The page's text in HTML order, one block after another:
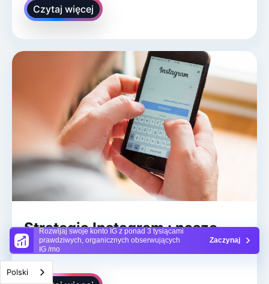
Rozwijaj swoje konto IG z ponad 3 tysiącami
prawdziwych, organicznych obserwujących
IG /mo
Zaczynaj
Czytaj więcej
Strategia Instagram : nasze
największe sekrety!
Polski